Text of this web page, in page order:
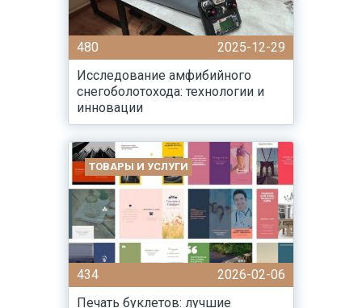
480
2025-12-29
Исследование амфибийного
снегоболотохода: технологии и
инновации
ТОВАРЫ И УСЛУГИ
434
2026-02-06
Печать буклетов: лучшие